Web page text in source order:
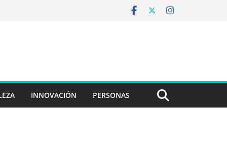
INNOVACIÓN PERSONAS